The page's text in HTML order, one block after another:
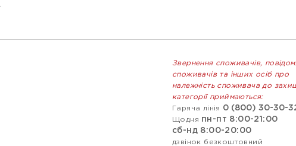
Звернення споживачів,
споживачів та інших осіб про
належність споживача до
категорії приймаються:
Гаряча лінія
0 (800) 30-30-
Щодня пн-пт 8:00-21:00
сб-нд 8:00-20:00
дзвінок безкоштовний